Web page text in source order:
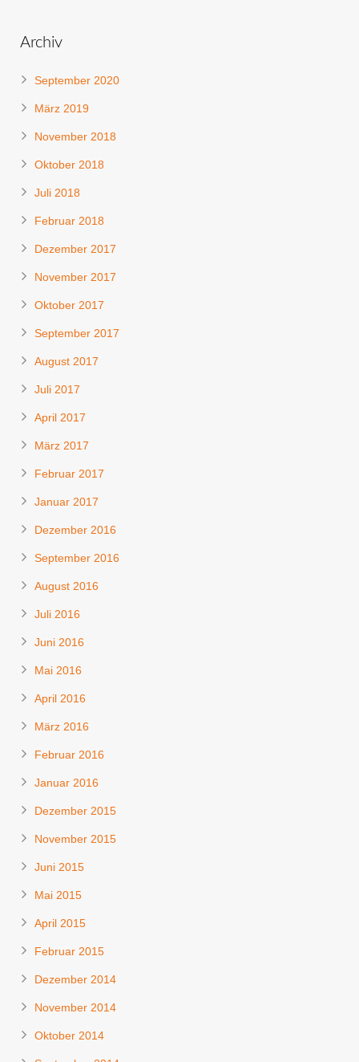
Archiv
September 2020
März 2019
November 2018
Oktober 2018
Juli 2018
Februar 2018
Dezember 2017
November 2017
Oktober 2017
September 2017
August 2017
Juli 2017
April 2017
März 2017
Februar 2017
Januar 2017
Dezember 2016
September 2016
August 2016
Juli 2016
Juni 2016
Mai 2016
April 2016
März 2016
Februar 2016
Januar 2016
Dezember 2015
November 2015
Juni 2015
Mai 2015
April 2015
Februar 2015
Dezember 2014
November 2014
Oktober 2014